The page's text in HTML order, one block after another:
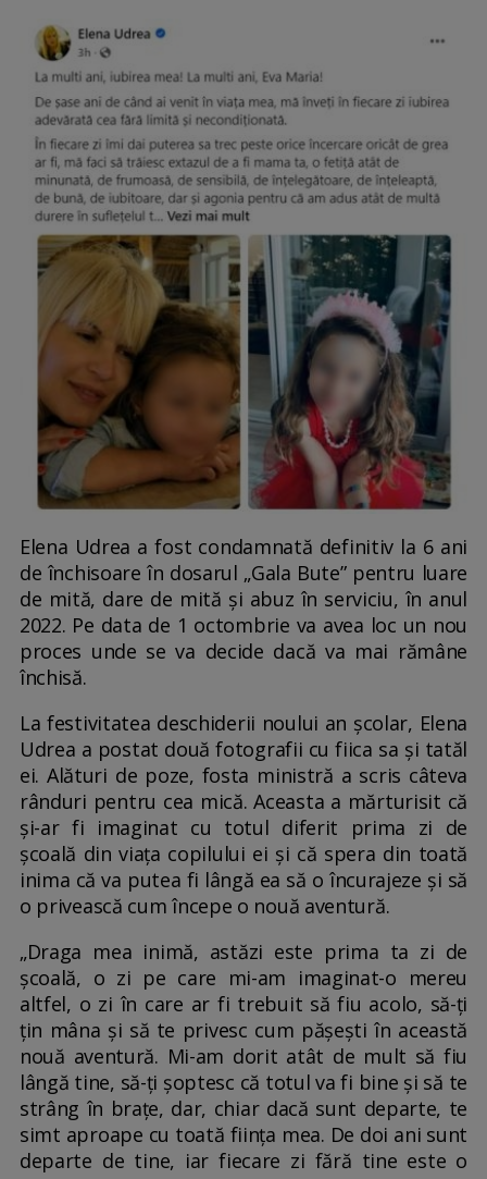
Elena Udrea a fost condamnată definitiv la 6 ani
de închisoare în dosarul „Gala Bute” pentru luare
de mită, dare de mită și abuz în serviciu, în anul
2022. Pe data de 1 octombrie va avea loc un nou
proces unde se va decide dacă va mai rămâne
închisă.
La festivitatea deschiderii noului an școlar, Elena
Udrea a postat două fotografii cu fiica sa și tatăl
ei. Alături de poze, fosta ministră a scris câteva
rânduri pentru cea mică. Aceasta a mărturisit că
și-ar fi imaginat cu totul diferit prima zi de
școală din viața copilului ei și că spera din toată
inima că va putea fi lângă ea să o încurajeze și să
o privească cum începe o nouă aventură.
„Draga mea inimă, astăzi este prima ta zi de
școală, o zi pe care mi-am imaginat-o mereu
altfel, o zi în care ar fi trebuit să fiu acolo, să-ți
țin mâna și să te privesc cum pășești în această
nouă aventură. Mi-am dorit atât de mult să fiu
lângă tine, să-ți șoptesc că totul va fi bine și să te
strâng în brațe, dar, chiar dacă sunt departe, te
simt aproape cu toată ființa mea. De doi ani sunt
departe de tine, iar fiecare zi fără tine este o